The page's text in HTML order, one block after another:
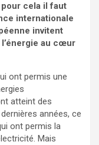
cela il faut
internationale
invitent
au cœur
ont permis une
atteint des
années, ce
ont permis la
Mais